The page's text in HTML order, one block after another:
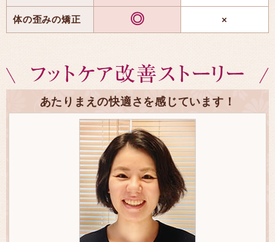
体の歪みの矯正 ◎ ×
あたりまえの快適さを感じています！